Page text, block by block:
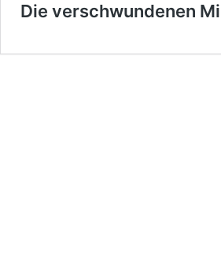
Die verschwundenen